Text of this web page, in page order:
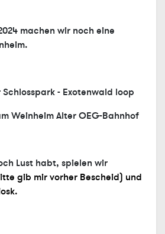
machen wir noch eine
- Exotenwald loop
Weinheim Alter OEG-Bahnhof
Lust habt, spielen wir
gib mir vorher Bescheid) und